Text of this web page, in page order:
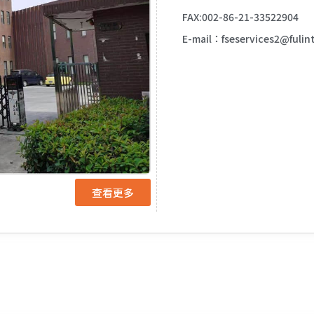
查看更多
FAX:002-86-21-33522904
E-mail：